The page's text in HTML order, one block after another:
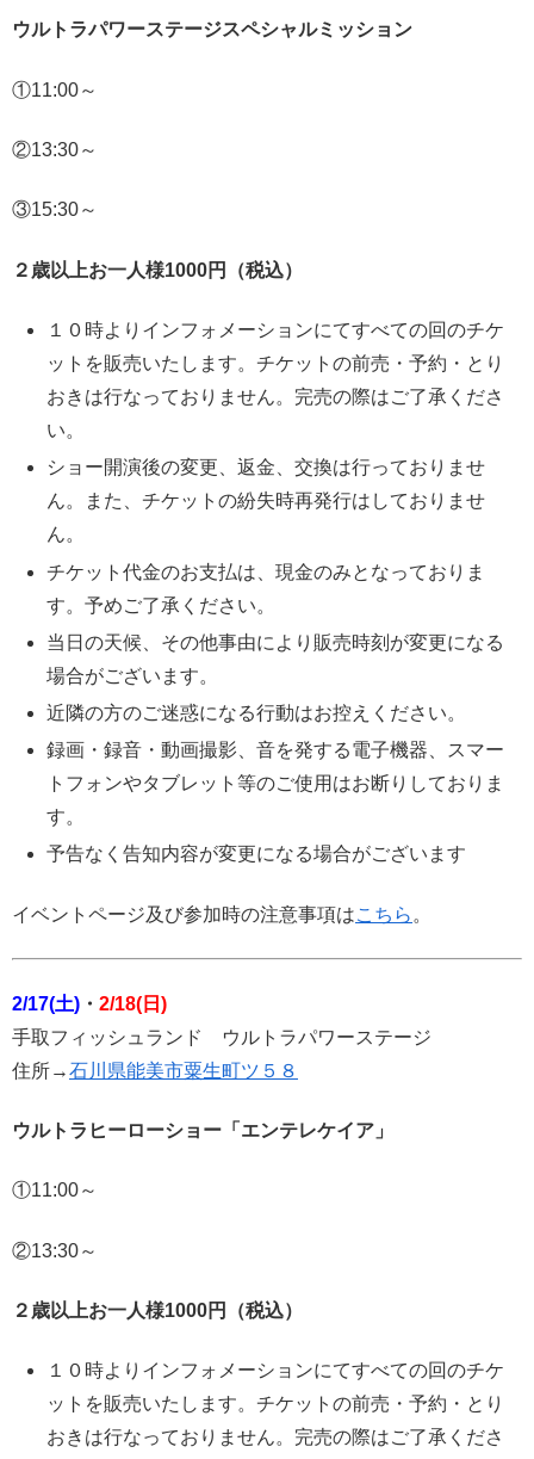
ウルトラパワーステージスペシャルミッション
①11:00～
②13:30～
③15:30～
２歳以上お一人様1000円（税込）
１０時よりインフォメーションにてすべての回のチケ
ットを販売いたします。チケットの前売・予約・とり
おきは行なっておりません。完売の際はご了承くださ
い。
ショー開演後の変更、返金、交換は行っておりませ
ん。また、チケットの紛失時再発行はしておりませ
ん。
チケット代金のお支払は、現金のみとなっておりま
す。予めご了承ください。
当日の天候、その他事由により販売時刻が変更になる
場合がございます。
近隣の方のご迷惑になる行動はお控えください。
録画・録音・動画撮影、音を発する電子機器、スマー
トフォンやタブレット等のご使用はお断りしておりま
す。
予告なく告知内容が変更になる場合がございます
イベントページ及び参加時の注意事項はこちら 。
2/17(土) ・ 2/18(日)
手取フィッシュランド ウルトラパワーステージ
住所→石川県能美市粟生町ツ５８
ウルトラヒーローショー「エンテレケイア」
①11:00～
②13:30～
２歳以上お一人様1000円（税込）
１０時よりインフォメーションにてすべての回のチケ
ットを販売いたします。チケットの前売・予約・とり
おきは行なっておりません。完売の際はご了承くださ